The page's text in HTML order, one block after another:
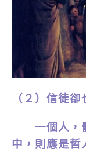
（２）信徒
一個人，體
中，則應是哲